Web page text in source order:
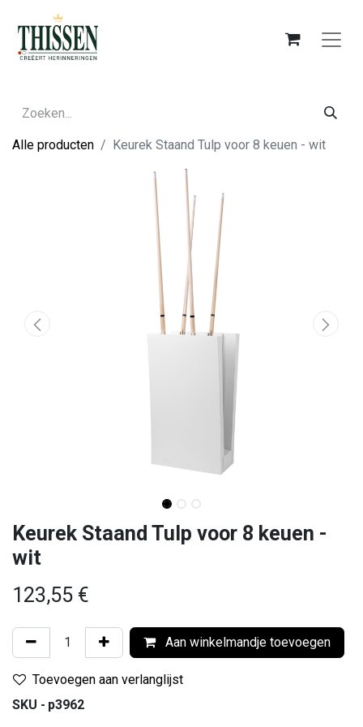
Alle producten Keurek Staand Tulp voor 8 keuen - wit
Keurek Staand Tulp voor 8 keuen -
wit
123,55 €
Aan winkelmandje toevoegen
Toevoegen aan verlanglijst
SKU - p3962